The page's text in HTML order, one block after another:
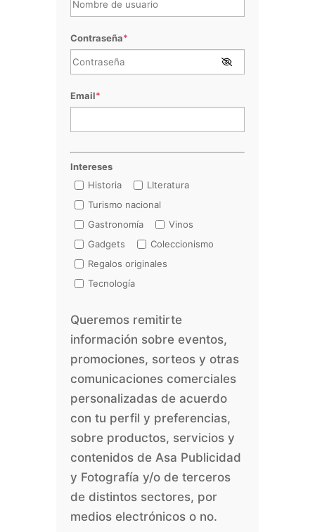
Contraseña*
Email*
Intereses
Historia
LIteratura
Turismo nacional
Gastronomía
Vinos
Gadgets
Coleccionismo
Regalos originales
Tecnología
Queremos remitirte
información sobre eventos,
promociones, sorteos y otras
comunicaciones comerciales
personalizadas de acuerdo
con tu perfil y preferencias,
sobre productos, servicios y
contenidos de Asa Publicidad
y Fotografía y/o de terceros
de distintos sectores, por
medios electrónicos o no.